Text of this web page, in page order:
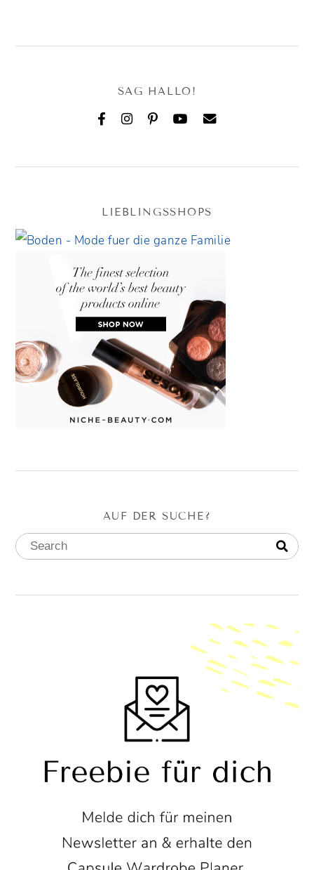
SAG HALLO!
LIEBLINGSSHOPS
AUF DER SUCHE?